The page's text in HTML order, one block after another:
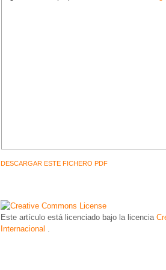
DESCARGAR ESTE FICHERO PDF
Este artículo está licenciado bajo la licencia
Internacional .